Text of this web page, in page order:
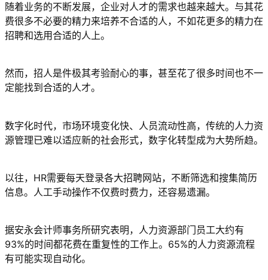
随着业务的不断发展，企业对人才的需求也越来越大。与其花
费很多不必要的精力来培养不合适的人，不如花更多的精力在
招聘和选用合适的人上。
然而，招人是件极其考验耐心的事，甚至花了很多时间也不一
定能找到合适的人才。
数字化时代，市场环境变化快、人员流动性高，传统的人力资
源管理已难以适应新的社会形式，数字化转型成为大势所趋。
以往，HR需要每天登录各大招聘网站，不断筛选和搜集简历
信息。人工手动操作不仅费时费力，还容易遗漏。
据安永会计师事务所研究表明，人力资源部门员工大约有
93%的时间都花费在重复性的工作上。65%的人力资源流程
有可能实现自动化。